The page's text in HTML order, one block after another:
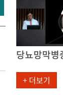
+ 더보기